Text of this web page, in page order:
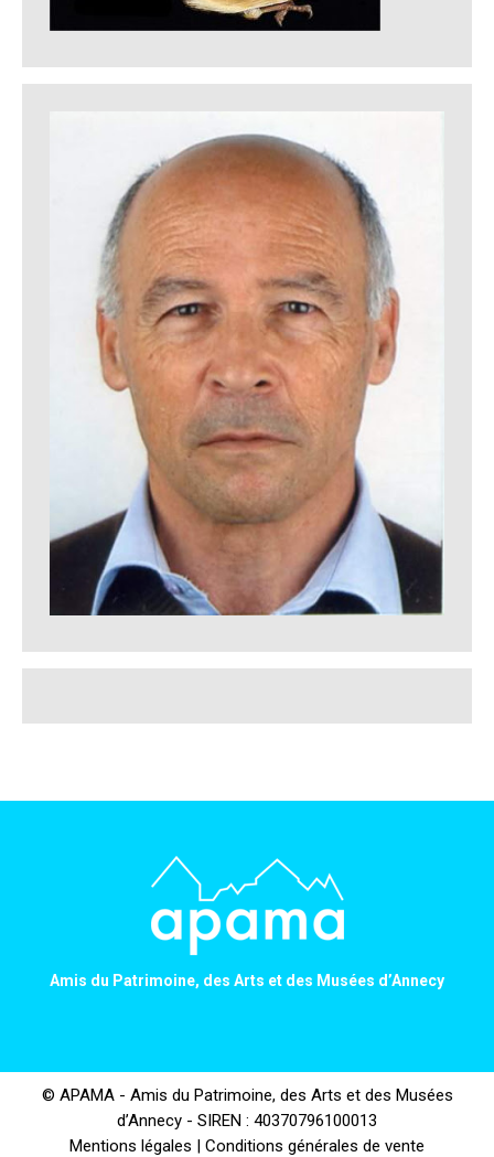
Amis du Patrimoine, des Arts et des Musées d’Annecy
© APAMA - Amis du Patrimoine, des Arts et des Musées
d’Annecy - SIREN : 40370796100013
Mentions légales | Conditions générales de vente